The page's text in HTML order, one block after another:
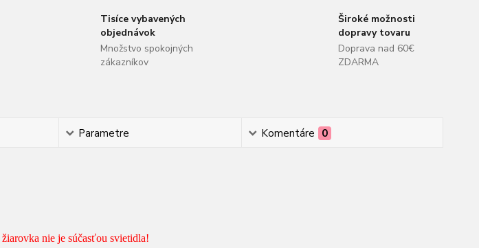
Tisíce vybavených
objednávok
Množstvo spokojných
zákazníkov
Široké možnosti
dopravy tovaru
Doprava nad 60€
ZDARMA
Parametre Komentáre 0
žiarovka nie je súčasťou svietidla!